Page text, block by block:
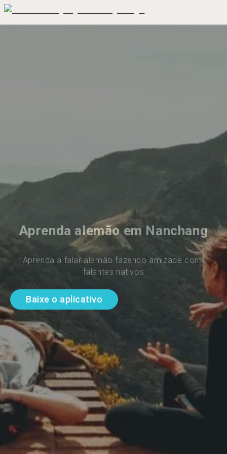
Aprenda alemão em Nanchang
Aprenda a falar alemão fazendo amizade com
falantes nativos
Baixe o aplicativo